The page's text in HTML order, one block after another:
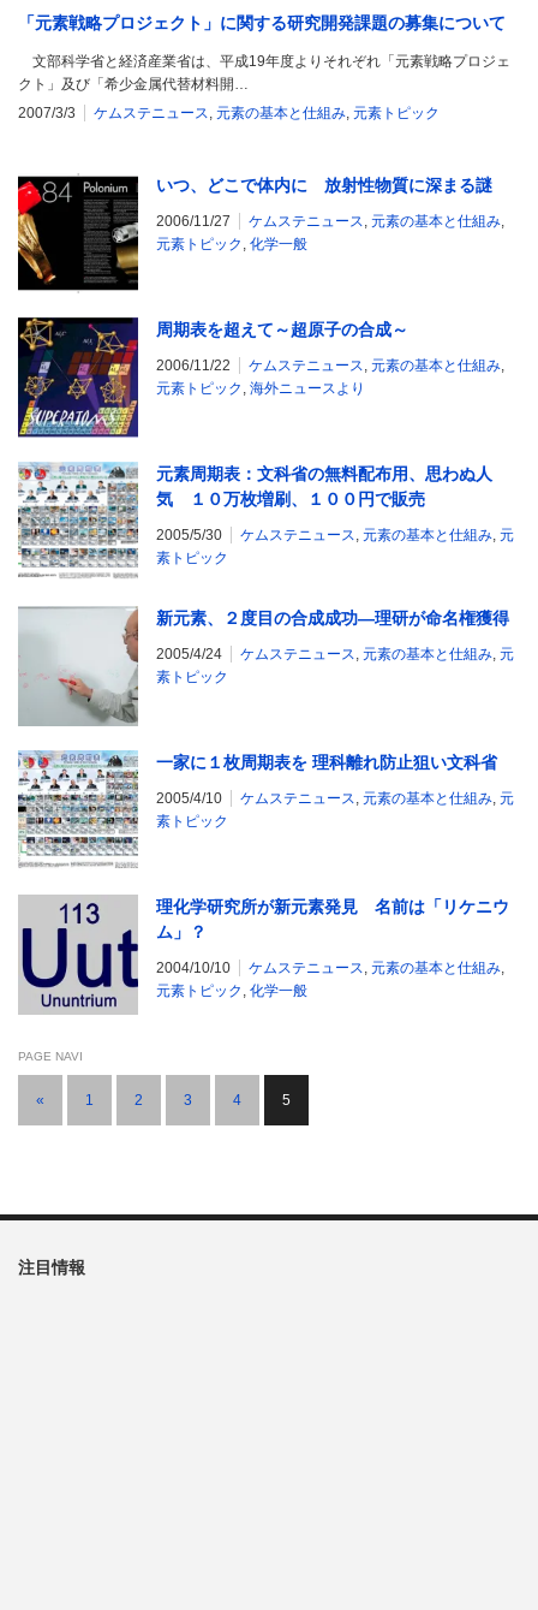
「元素戦略プロジェクト」に関する研究開発課題の募集について
文部科学省と経済産業省は、平成19年度よりそれぞれ「元素戦略プロジェ
クト」及び「希少金属代替材料開…
2007/3/3
ケムステニュース, 元素の基本と仕組み, 元素トピック
いつ、どこで体内に 放射性物質に深まる謎
2006/11/27 ケムステニュース, 元素の基本と仕組み,
元素トピック , 化学一般
周期表を超えて～超原子の合成～
2006/11/22 ケムステニュース, 元素の基本と仕組み,
元素トピック , 海外ニュースより
元素周期表：文科省の無料配布用、思わぬ人
気 １０万枚増刷、１００円で販売
2005/5/30 ケムステニュース, 元素の基本と仕組み, 元
素トピック
新元素、２度目の合成成功―理研が命名権獲得
2005/4/24 ケムステニュース, 元素の基本と仕組み, 元
素トピック
一家に１枚周期表を 理科離れ防止狙い文科省
2005/4/10 ケムステニュース, 元素の基本と仕組み, 元
素トピック
理化学研究所が新元素発見 名前は「リケニウ
ム」？
2004/10/10 ケムステニュース, 元素の基本と仕組み,
元素トピック , 化学一般
PAGE NAVI
« 1 2 3 4 5
注目情報